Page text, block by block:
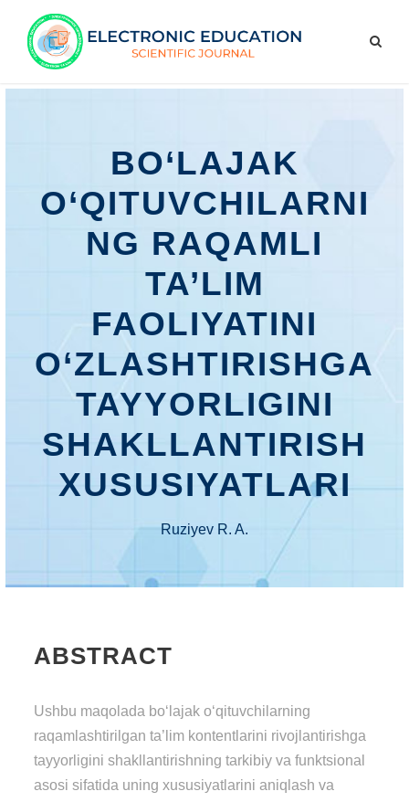
BO‘LAJAK
O‘QITUVCHILARNI
NG RAQAMLI
TA’LIM
FAOLIYATINI
O‘ZLASHTIRISHGA
TAYYORLIGINI
SHAKLLANTIRISH
XUSUSIYATLARI
Ruziyev R. A.
ABSTRACT
Ushbu maqolada bo‘lajak o‘qituvchilarning
raqamlashtirilgan ta’lim kontentlarini rivojlantirishga
tayyorligini shakllantirishning tarkibiy va funktsional
asosi sifatida uning xususiyatlarini aniqlash va